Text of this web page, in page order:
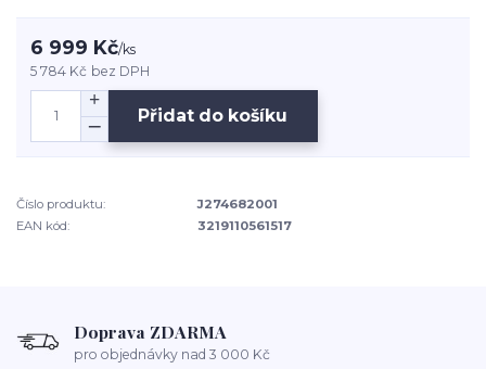
6 999 Kč/ks
5 784 Kč bez DPH
Přidat do košíku
Číslo produktu:
J274682001
EAN kód:
3219110561517
Doprava ZDARMA
pro objednávky nad 3 000 Kč